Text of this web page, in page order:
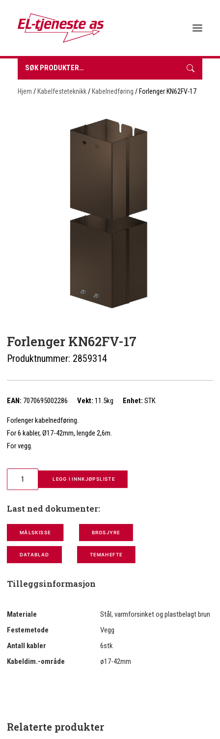
HJEM
VÅRE PRODUKTER
BROSJYRER & TEKNISK DATA
Søk
Hjem / Kabelfesteteknikk/ Kabelnedføring / Forlenger KN62FV-17
Forlenger KN62FV-17
Produktnummer: 2859314
EAN: 7070695002286 Vekt: 11.5kg Enhet: STK
Forlenger kabelnedføring.
For 6 kabler, Ø17-42mm, lengde 2,6m.
For vegg.
LEGG I INNKJØPSLISTE
Last ned dokumenter:
MÅLSKISSE BROSJYRE
DATABLAD TEMAHEFTE
Tilleggsinformasjon
Materiale
Stål, varmforsinket og plastbelagt brun
Festemetode
Vegg
Antall kabler
6stk
Kabeldim.-område
ø17-42mm
Relaterte produkter